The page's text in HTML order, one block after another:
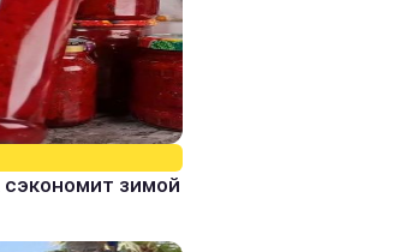
сэкономит зимой